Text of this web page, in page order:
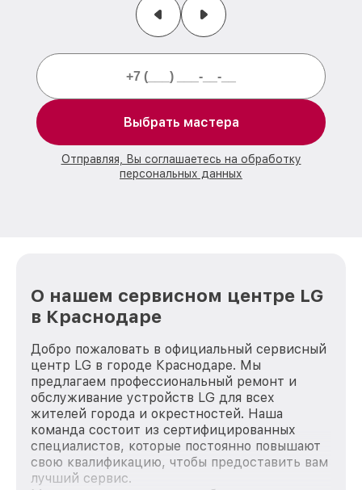
Выбрать мастера
Отправляя, Вы соглашаетесь на обработку
персональных данных
О нашем сервисном центре LG
в Краснодаре
Добро пожаловать в официальный сервисный
центр LG в городе Краснодаре. Мы
предлагаем профессиональный ремонт и
обслуживание устройств LG для всех
жителей города и окрестностей. Наша
команда состоит из сертифицированных
специалистов, которые постоянно повышают
свою квалификацию, чтобы предоставить вам
лучший сервис.